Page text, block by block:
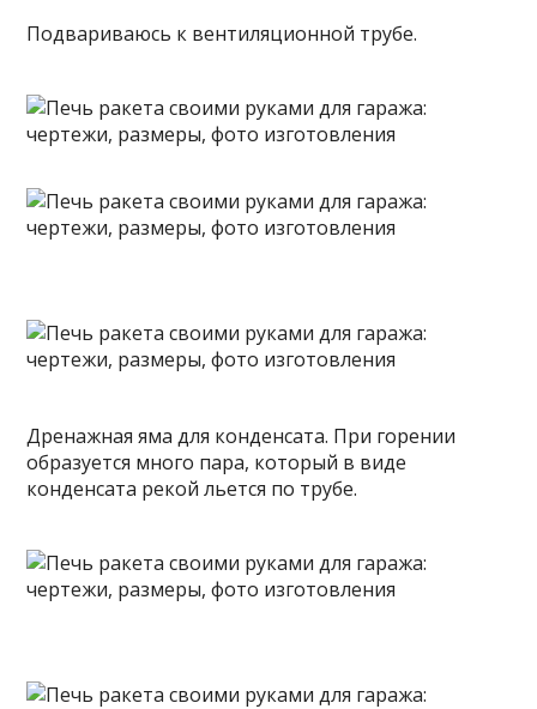
Подвариваюсь к вентиляционной трубе.
Дренажная яма для конденсата. При горении
образуется много пара, который в виде
конденсата рекой льется по трубе.